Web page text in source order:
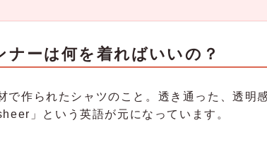
ーは何を着ればいいの？
で作られたシャツのこと。透き通った、透明
」という英語が元になっています。